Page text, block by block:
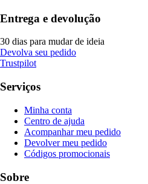
Entrega e devolução
30 dias para mudar de ideia
Devolva seu pedido
Trustpilot
Serviços
Minha conta
Centro de ajuda
Acompanhar meu pedido
Devolver meu pedido
Códigos promocionais
Sobre